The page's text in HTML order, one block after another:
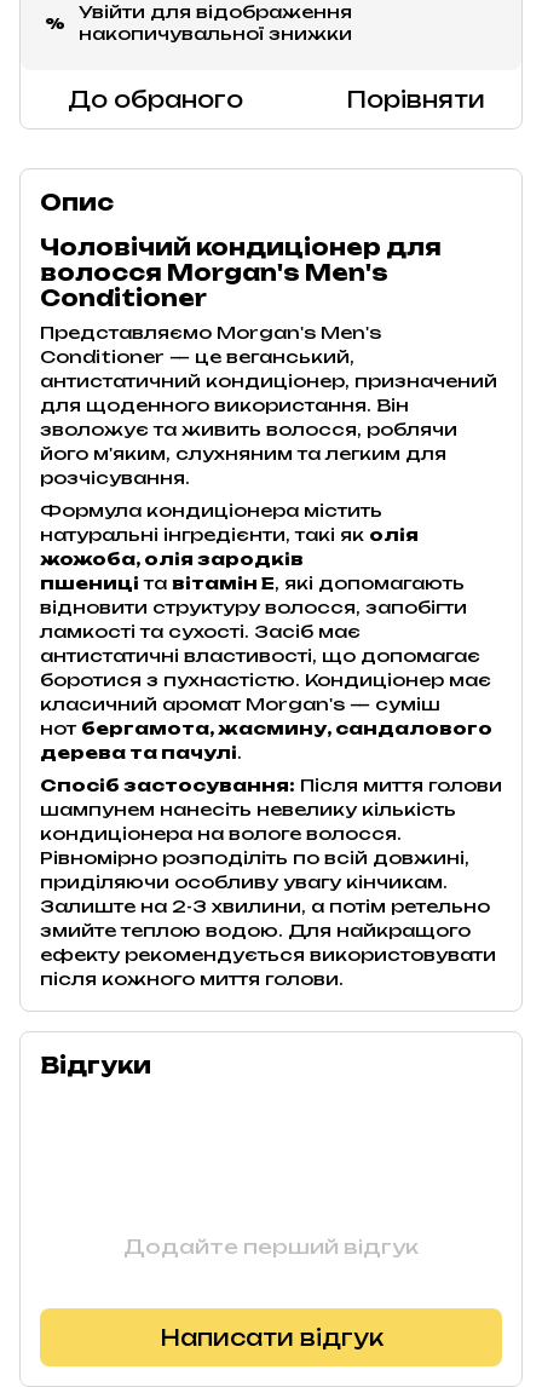
%
Увійти для відображення
накопичувальної знижки
До обраного Порівняти
Опис
Чоловічий кондиціонер для
волосся Morgan's Men's
Conditioner
Представляємо Morgan's Men's
Conditioner — це веганський,
антистатичний кондиціонер, призначений
для щоденного використання. Він
зволожує та живить волосся, роблячи
його м'яким, слухняним та легким для
розчісування.
Формула кондиціонера містить
натуральні інгредієнти, такі як олія
жожоба, олія зародків
пшениці та вітамін Е, які допомагають
відновити структуру волосся, запобігти
ламкості та сухості. Засіб має
антистатичні властивості, що допомагає
боротися з пухнастістю. Кондиціонер має
класичний аромат Morgan's — суміш
нот бергамота, жасмину, сандалового
дерева та пачулі.
Спосіб застосування: Після миття голови
шампунем нанесіть невелику кількість
кондиціонера на вологе волосся.
Рівномірно розподіліть по всій довжині,
приділяючи особливу увагу кінчикам.
Залиште на 2-3 хвилини, а потім ретельно
змийте теплою водою. Для найкращого
ефекту рекомендується використовувати
після кожного миття голови.
Відгуки
Додайте перший відгук
Написати відгук